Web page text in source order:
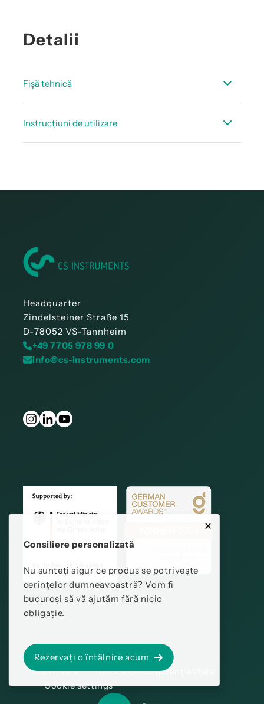
Detalii
Fișă tehnică
Instrucțiuni de utilizare
Consiliere personalizată
Nu sunteți sigur ce produs se potrivește
cerințelor dumneavoastră? Vom fi
bucuroși să vă ajutăm fără nicio
obligație.
Rezervați o întâlnire acum
Headquarter
Zindelsteiner Straße 15
D-78052 VS-Tannheim
+49 7705 978 99 0
info@cs-instruments.com
Imprimare
Politica de confidențialitate
Cookie settings